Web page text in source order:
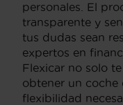
personales. El
transparente y
tus dudas sean
expertos en
Flexicar no solo
obtener un coche
flexibilidad